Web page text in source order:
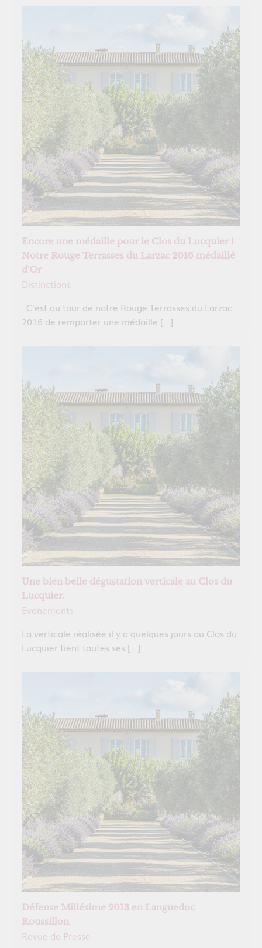
Encore une médaille pour le Clos du Lucquier !
Notre Rouge Terrasses du Larzac 2016 médaillé
d'Or
Distinctions
C'est au tour de notre Rouge Terrasses du Larzac
2016 de remporter une médaille […]
Une bien belle dégustation verticale au Clos du
Lucquier.
Evenements
La verticale réalisée il y a quelques jours au Clos du
Lucquier tient toutes ses […]
Défense Millésime 2013 en Languedoc
Roussillon
Revue de Presse